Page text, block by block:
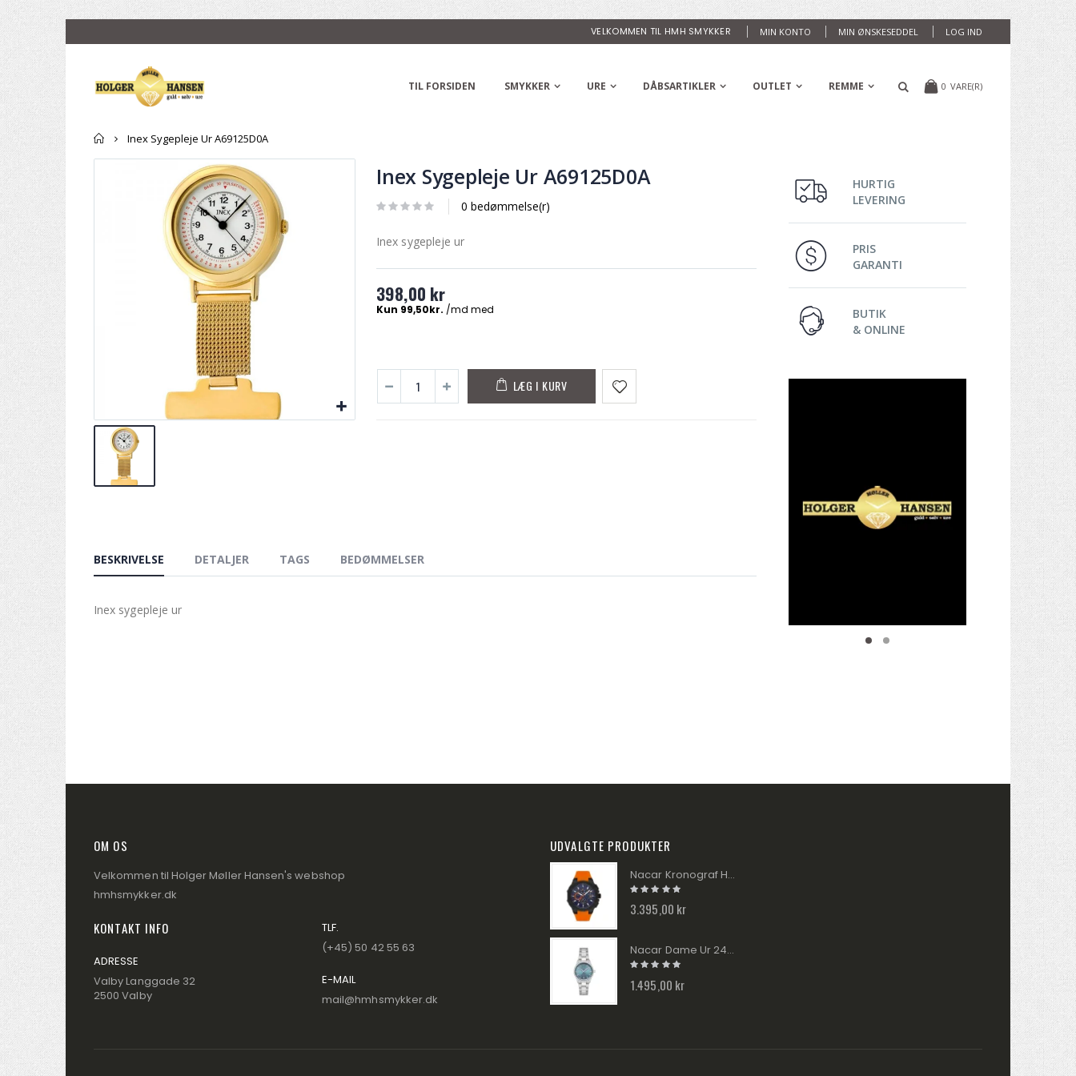
MIN KONTO MIN ØNSKESEDDEL LOG IND
VELKOMMEN TIL HMH SMYKKER
0 VARE(R)
TIL FORSIDEN SMYKKER URE DÅBSARTIKLER OUTLET REMME
Forside
Inex Sygepleje Ur A69125D0A
Inex Sygepleje Ur A69125D0A
0 bedømmelse(r)
Inex sygepleje ur
398,00 kr
LÆG I KURV
BESKRIVELSE DETALJER TAGS BEDØMMELSER
Inex sygepleje ur
HURTIG
LEVERING
PRIS
GARANTI
BUTIK
& ONLINE
OM OS
Velkommen til Holger Møller Hansen's webshop
hmhsmykker.dk
KONTAKT INFO
ADRESSE
Valby Langgade 32
2500 Valby
TLF.
(+45) 50 42 55 63
E-MAIL
mail@hmhsmykker.dk
UDVALGTE PRODUKTER
Nacar Kronograf Herre Ur 2434-29B554-BLS10
3.395,00 kr
Nacar Dame Ur 2434-39B639-ANM
1.495,00 kr